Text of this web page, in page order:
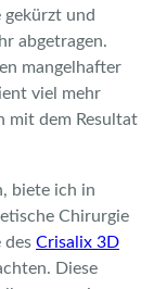
und
abgetragen.
mangelhafter
viel mehr
mit dem Resultat
biete ich in
Chirurgie
des Crisalix 3D
Diese